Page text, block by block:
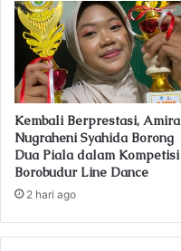
Kembali Berprestasi, Amira
Nugraheni Syahida Borong
Dua Piala dalam Kompetisi
Borobudur Line Dance
2 hari ago